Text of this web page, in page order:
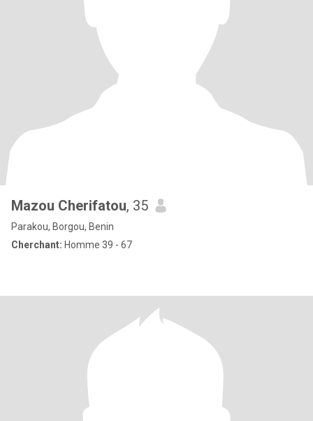
Mazou Cherifatou, 35
Parakou, Borgou, Benin
Cherchant: Homme 39 - 67